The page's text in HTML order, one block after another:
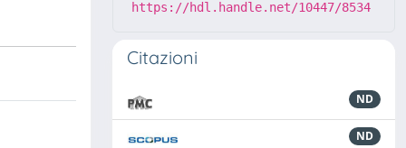
https://hdl.handle.net/10447/8534
Citazioni
ND
ND